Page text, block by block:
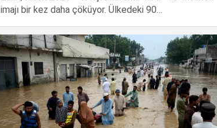
imajı bir kez daha çöküyor. Ülkedeki 90…